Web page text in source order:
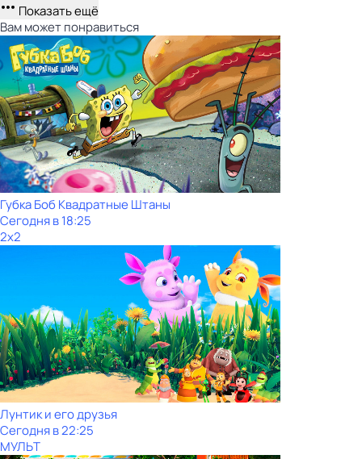
Показать ещё
Вам может понравиться
Губка Боб Квадратные Штаны
Сегодня в 18:25
2x2
Лунтик и его друзья
Сегодня в 22:25
МУЛЬТ